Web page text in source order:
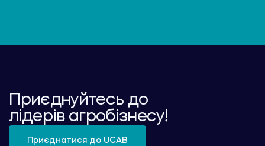
Приєднуйтесь до
лідерів агробізнесу!
Приєднатися до UCAB